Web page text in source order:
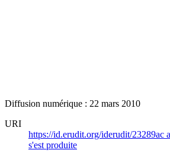
Diffusion numérique : 22 mars 2010
URI
https://id.erudit.org/iderudit/23289ac
s'est produite